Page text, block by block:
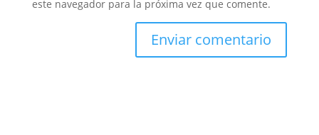
este navegador para la próxima vez que comente.